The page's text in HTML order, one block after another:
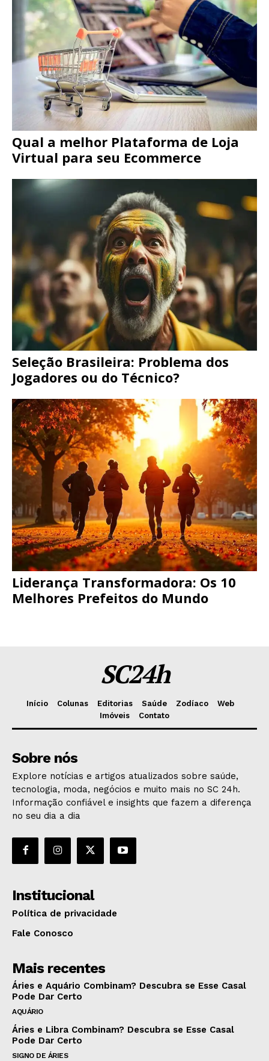
Qual a melhor Plataforma de Loja
Virtual para seu Ecommerce
Seleção Brasileira: Problema dos
Jogadores ou do Técnico?
Liderança Transformadora: Os 10
Melhores Prefeitos do Mundo
SC24h
Início Colunas Editorias Saúde Zodíaco
Web
Imóveis
Contato
Sobre nós
Explore notícias e artigos atualizados sobre saúde,
tecnologia, moda, negócios e muito mais no SC 24h.
Informação confiável e insights que fazem a diferença
no seu dia a dia
Institucional
Política de privacidade
Fale Conosco
Mais recentes
Áries e Aquário Combinam? Descubra se Esse Casal
Pode Dar Certo
AQUÁRIO
Áries e Libra Combinam? Descubra se Esse Casal
Pode Dar Certo
SIGNO DE ÁRIES